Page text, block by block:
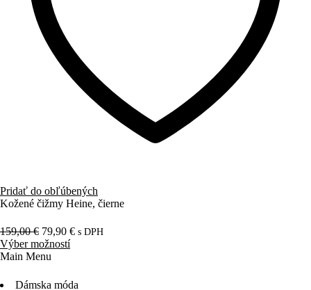
Pridať do obľúbených
Kožené čižmy Heine, čierne
159,00€ 79,90 € s DPH
Výber možností
Main Menu
Dámska móda